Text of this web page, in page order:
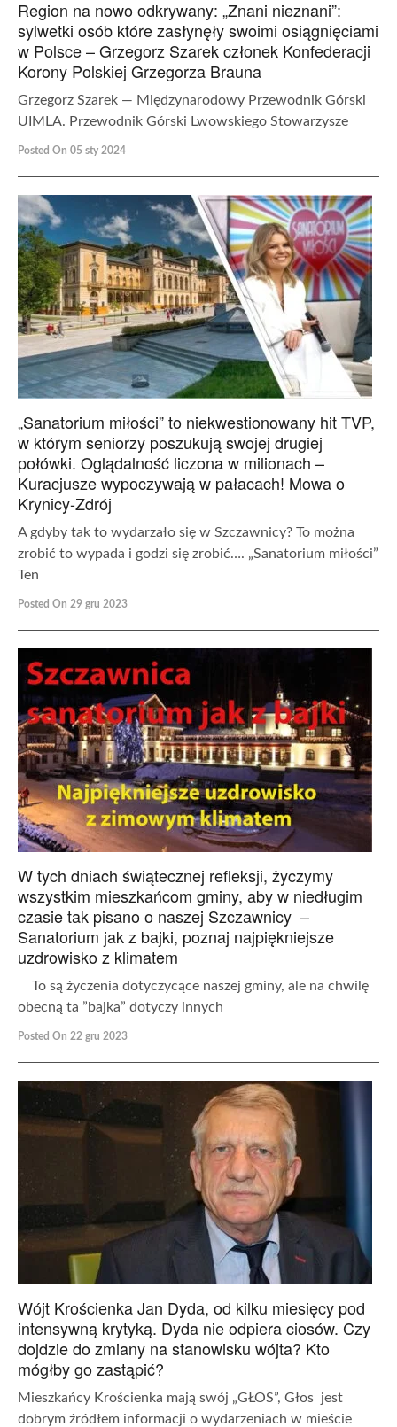
Region na nowo odkrywany: „Znani nieznani”:
sylwetki osób które zasłynęły swoimi osiągnięciami
w Polsce – Grzegorz Szarek członek Konfederacji
Korony Polskiej Grzegorza Brauna
Grzegorz Szarek — Międzynarodowy Przewodnik Górski
UIMLA. Przewodnik Górski Lwowskiego Stowarzysze
Posted On 05 sty 2024
„Sanatorium miłości” to niekwestionowany hit TVP,
w którym seniorzy poszukują swojej drugiej
połówki. Oglądalność liczona w milionach –
Kuracjusze wypoczywają w pałacach! Mowa o
Krynicy-Zdrój
A gdyby tak to wydarzało się w Szczawnicy? To można
zrobić to wypada i godzi się zrobić…. „Sanatorium miłości”
Ten
Posted On 29 gru 2023
W tych dniach świątecznej refleksji, życzymy
wszystkim mieszkańcom gminy, aby w niedługim
czasie tak pisano o naszej Szczawnicy –
Sanatorium jak z bajki, poznaj najpiękniejsze
uzdrowisko z klimatem
To są życzenia dotyczycące naszej gminy, ale na chwilę
obecną ta ”bajka” dotyczy innych
Posted On 22 gru 2023
Wójt Krościenka Jan Dyda, od kilku miesięcy pod
intensywną krytyką. Dyda nie odpiera ciosów. Czy
dojdzie do zmiany na stanowisku wójta? Kto
mógłby go zastąpić?
Mieszkańcy Krościenka mają swój „GŁOS”, Głos jest
dobrym źródłem informacji o wydarzeniach w mieście